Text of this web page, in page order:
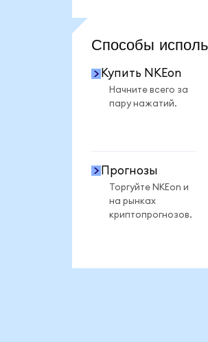
Способы
Купить NKEon
Начните всего за
пару нажатий.
Прогнозы
Торгуйте NKEon и
на рынках
криптопрогнозов.